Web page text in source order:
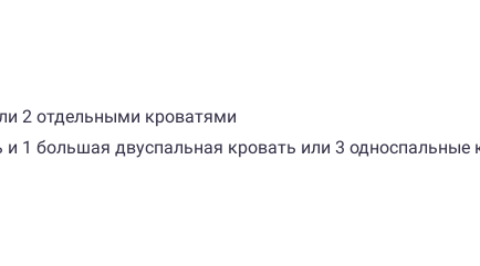
2 отдельными кроватями
1 большая двуспальная кровать или 3 односпальные